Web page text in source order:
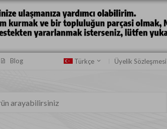
Blog Türkçe Üyelik Sözleşmesi